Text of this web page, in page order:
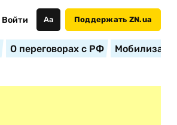
Войти Аа Поддержать ZN.ua
О переговорах с РФ